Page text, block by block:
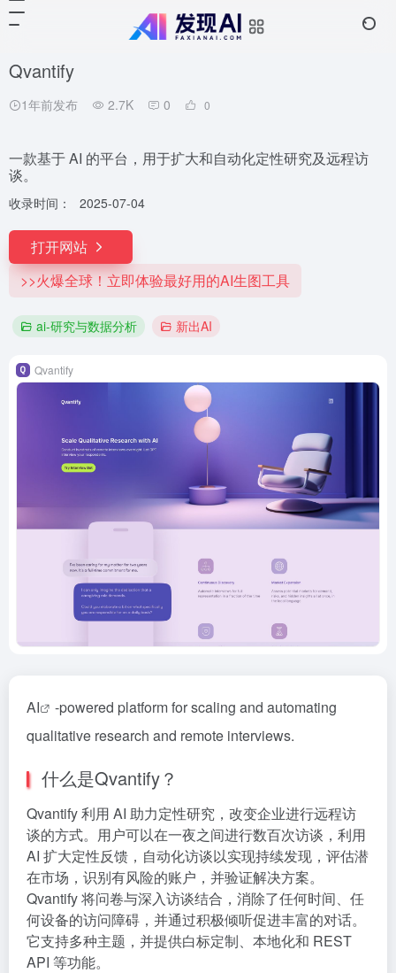
Qvantify
1年前发布 2.7K 0 0
一款基于 AI 的平台，用于扩大和自动化定性研究及远程访
谈。
收录时间： 2025-07-04
打开网站
>>火爆全球！立即体验最好用的AI生图工具
ai-研究与数据分析 新出AI
Qvantify
AI
-powered platform for scaling and automating
qualitative research and remote interviews.
什么是Qvantify？
Qvantify 利用 AI 助力定性研究，改变企业进行远程访
谈的方式。用户可以在一夜之间进行数百次访谈，利用
AI 扩大定性反馈，自动化访谈以实现持续发现，评估潜
在市场，识别有风险的账户，并验证解决方案。
Qvantify 将问卷与深入访谈结合，消除了任何时间、任
何设备的访问障碍，并通过积极倾听促进丰富的对话。
它支持多种主题，并提供白标定制、本地化和 REST
API 等功能。